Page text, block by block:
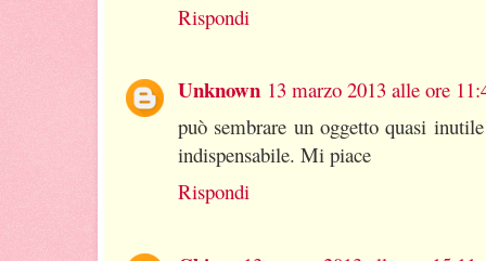
Rispondi
Unknown 13 marzo 2013 alle ore
può sembrare un oggetto quasi
indispensabile. Mi piace
Rispondi